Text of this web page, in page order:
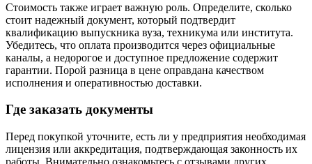
Стоимость также играет важную роль. Определите, сколько
стоит надежный документ, который подтвердит
квалификацию выпускника вуза, техникума или института.
Убедитесь, что оплата производится через официальные
каналы, а недорогое и доступное предложение содержит
гарантии. Порой разница в цене оправдана качеством
исполнения и оперативностью доставки.
Где заказать документы
Перед покупкой уточните, есть ли у предприятия необходимая
лицензия или аккредитация, подтверждающая законность их
работы. Внимательно ознакомьтесь с отзывами других